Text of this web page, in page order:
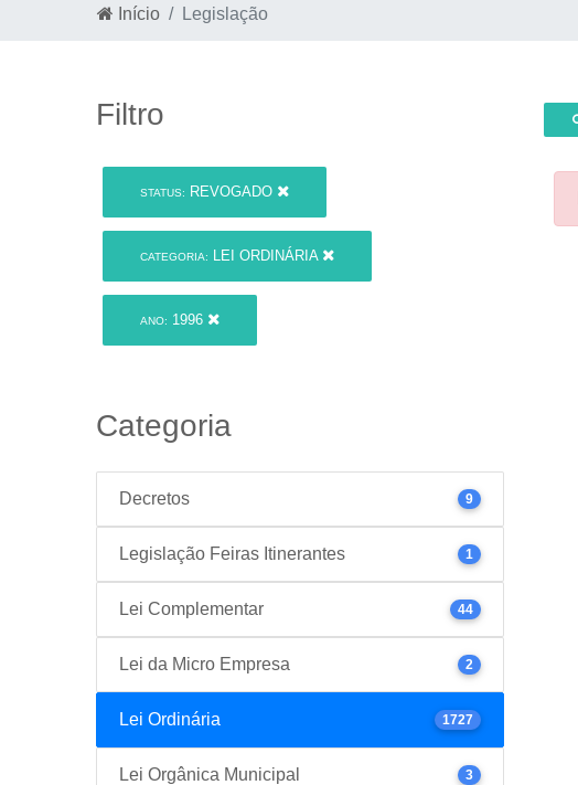
Início Legislação
Filtro
STATUS: REVOGADO
CATEGORIA: LEI ORDINÁRIA
ANO: 1996
Categoria
Decretos 9
Legislação Feiras Itinerantes 1
Lei Complementar 44
Lei da Micro Empresa 2
Lei Ordinária 1727
Lei Orgânica Municipal 3